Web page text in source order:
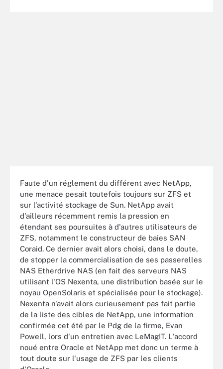
Faute d'un réglement du différent avec NetApp,
une menace pesait toutefois toujours sur ZFS et
sur l'activité stockage de Sun. NetApp avait
d'ailleurs récemment remis la pression en
étendant ses poursuites à d'autres utilisateurs de
ZFS, notamment le constructeur de baies SAN
Coraid. Ce dernier avait alors choisi, dans le doute,
de stopper la commercialisation de ses passerelles
NAS Etherdrive NAS (en fait des serveurs NAS
utilisant l'OS Nexenta, une distribution basée sur le
noyau OpenSolaris et spécialisée pour le stockage).
Nexenta n'avait alors curieusement pas fait partie
de la liste des cibles de NetApp, une information
confirmée cet été par le Pdg de la firme, Evan
Powell, lors d'un entretien avec LeMagIT. L'accord
noué entre Oracle et NetApp met donc un terme à
tout doute sur l'usage de ZFS par les clients